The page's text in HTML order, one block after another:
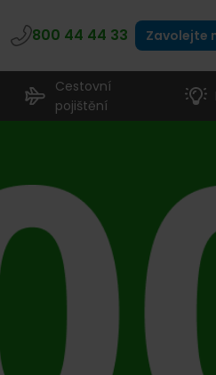
800 44 44 33 Zavolejte
Cestovní
pojištění